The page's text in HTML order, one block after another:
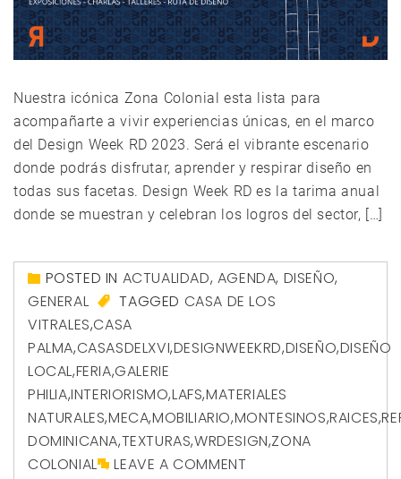
Nuestra icónica Zona Colonial esta lista para
acompañarte a vivir experiencias únicas, en el marco
del Design Week RD 2023. Será el vibrante escenario
donde podrás disfrutar, aprender y respirar diseño en
todas sus facetas. Design Week RD es la tarima anual
donde se muestran y celebran los logros del sector, […]
POSTED IN ACTUALIDAD, AGENDA, DISEÑO,
GENERAL
TAGGED CASA DE LOS
VITRALES,CASA
PALMA,CASASDELXVI,DESIGNWEEKRD,DISEÑO,DISEÑO
LOCAL,FERIA,GALERIE
PHILIA,INTERIORISMO,LAFS,MATERIALES
NATURALES,MECA,MOBILIARIO,MONTESINOS,RAICES,
DOMINICANA,TEXTURAS,WRDESIGN,ZONA
COLONIAL
LEAVE A COMMENT